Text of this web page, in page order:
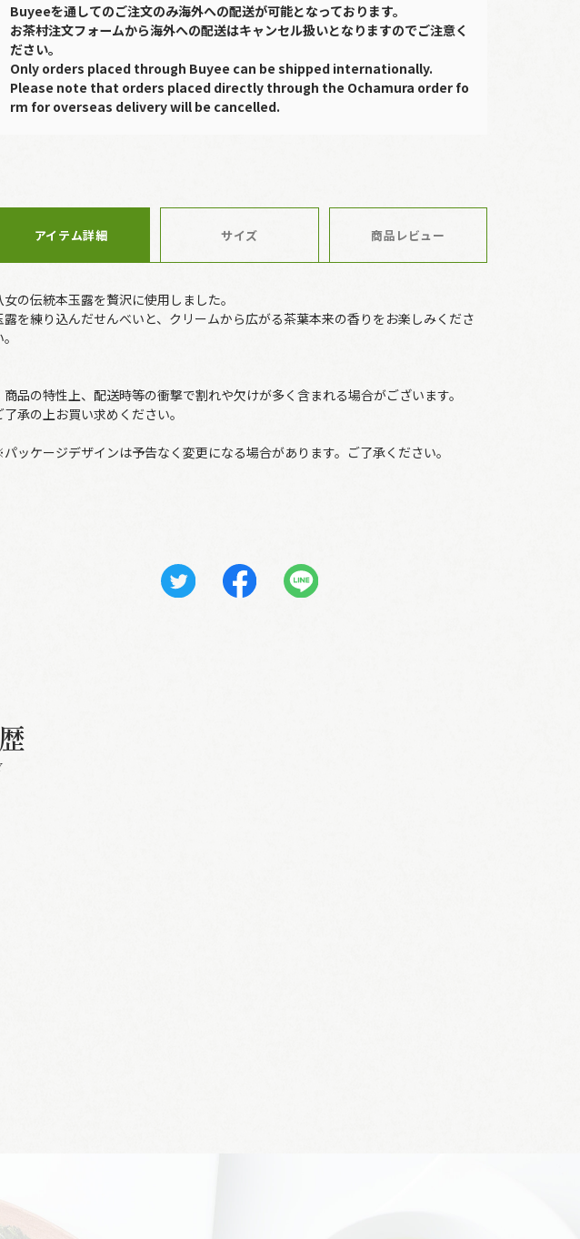
Buyeeを通してのご注文のみ海外への配送が可能となっております。
お茶村注文フォームから海外への配送はキャンセル扱いとなりますのでご注意く
ださい。
Only orders placed through Buyee can be shipped internationally.
Please note that orders placed directly through the Ochamura order fo
rm for overseas delivery will be cancelled.
アイテム詳細 サイズ 商品レビュー
女の伝統本玉露を贅沢に使用しました。
露を練り込んだせんべいと、クリームから広がる茶葉本来の香りをお楽しみくださ
商品の特性上、配送時等の衝撃で割れや欠けが多く含まれる場合がございます。
了承の上お買い求めください。
ッケージデザインは予告なく変更になる場合があります。ご了承ください。